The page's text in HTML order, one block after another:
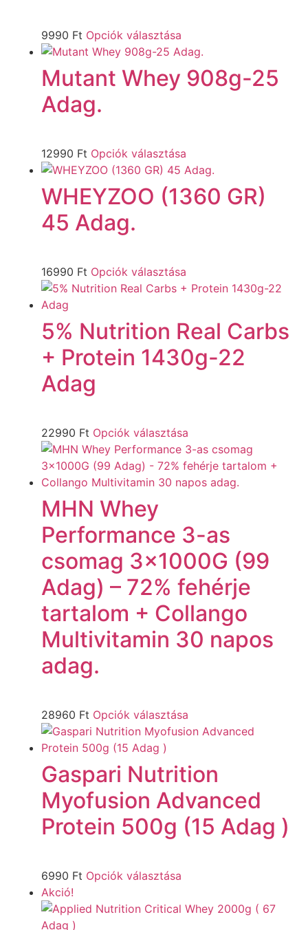
9990 Ft Opciók választása
Mutant Whey 908g-25
Adag.
12990 Ft Opciók választása
WHEYZOO (1360 GR)
45 Adag.
16990 Ft Opciók választása
5% Nutrition Real Carbs
+ Protein 1430g-22
Adag
22990 Ft Opciók választása
MHN Whey
Performance 3-as
csomag 3x1000G (99
Adag) – 72% fehérje
tartalom + Collango
Multivitamin 30 napos
adag.
28960 Ft Opciók választása
Gaspari Nutrition
Myofusion Advanced
Protein 500g (15 Adag )
6990 Ft Opciók választása
Akció!